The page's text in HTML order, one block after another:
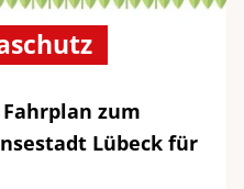
zum
Lübeck für